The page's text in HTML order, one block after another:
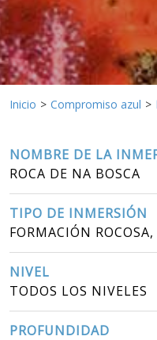
Inicio Compromiso azul
NOMBRE DE LA
ROCA DE NA BOSCA
TIPO DE INMERSIÓN
FORMACIÓN
NIVEL
TODOS LOS NIVELES
PROFUNDIDAD